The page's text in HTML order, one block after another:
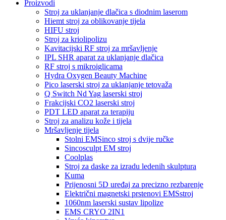
Proizvodi
Stroj za uklanjanje dlačica s diodnim laserom
Hiemt stroj za oblikovanje tijela
HIFU stroj
Stroj za kriolipolizu
Kavitacijski RF stroj za mršavljenje
IPL SHR aparat za uklanjanje dlačica
RF stroj s mikroiglicama
Hydra Oxygen Beauty Machine
Pico laserski stroj za uklanjanje tetovaža
Q Switch Nd Yag laserski stroj
Frakcijski CO2 laserski stroj
PDT LED aparat za terapiju
Stroj za analizu kože i tijela
Mršavljenje tijela
Stolni EMSinco stroj s dvije ručke
Sincosculpt EM stroj
Coolplas
Stroj za daske za izradu ledenih skulptura
Kuma
Prijenosni 5D uređaj za precizno rezbarenje
Električni magnetski prstenovi EMSstroj
1060nm laserski sustav lipolize
EMS CRYO 2IN1